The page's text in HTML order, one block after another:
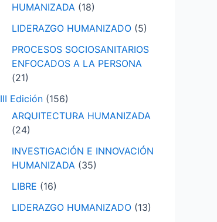
HUMANIZADA (18)
LIDERAZGO HUMANIZADO (5)
PROCESOS SOCIOSANITARIOS
ENFOCADOS A LA PERSONA
(21)
III Edición (156)
ARQUITECTURA HUMANIZADA
(24)
INVESTIGACIÓN E INNOVACIÓN
HUMANIZADA (35)
LIBRE (16)
LIDERAZGO HUMANIZADO (13)